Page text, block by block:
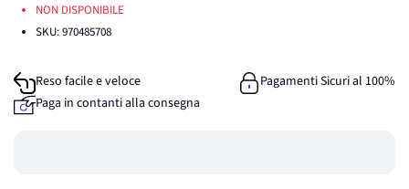
NON DISPONIBILE
SKU:970485708
Reso facile e veloce
Pagamenti Sicuri al 100%
Paga in contanti alla consegna